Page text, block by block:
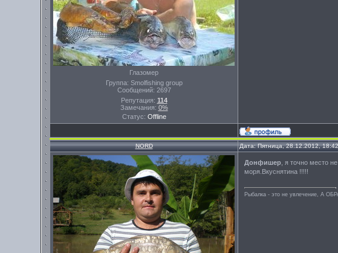
Глазомер
Группа: Smolfishing group
Сообщений: 2697
Репутация: 114
Замечания: 0%
Статус: Offline
NORD Дата: Пятница, 28.12.2012,
Донфишер , я точно место
моря.Вкуснятина !!!!!
Рыбалка - это не увлечение, А